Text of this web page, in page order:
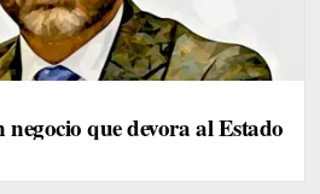
que devora al Estado